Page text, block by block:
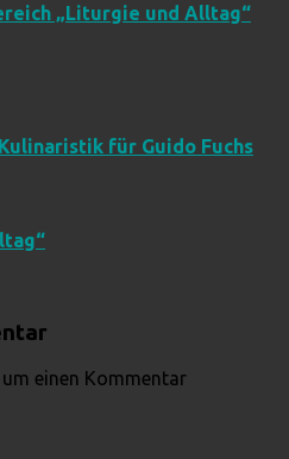
„Liturgie und Alltag“
für Guido Fuchs
um einen Kommentar